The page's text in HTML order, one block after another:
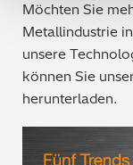
Möchten Sie
Metallindustrie
unsere
können Sie
herunterladen.